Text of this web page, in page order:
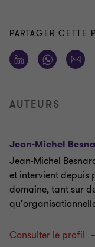
PARTAGER CETTE
AUTEURS
Jean-Michel
Jean-Michel
et intervient depuis
domaine, tant sur
Consulter le profil